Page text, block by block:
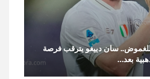
سان دييغو يترقب فرصة
بعد…